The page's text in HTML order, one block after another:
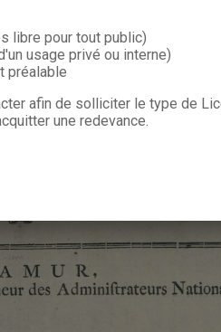
libre pour tout public)
usage privé ou interne)
préalable
afin de solliciter le type de
une redevance.